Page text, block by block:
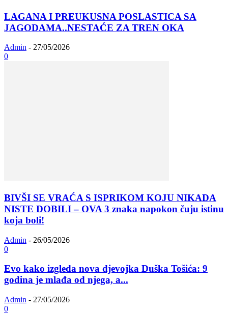
LAGANA I PREUKUSNA POSLASTICA SA
JAGODAMA..NESTAĆE ZA TREN OKA
Admin - 27/05/2026
0
BIVŠI SE VRAĆA S ISPRIKOM KOJU NIKADA
NISTE DOBILI – OVA 3 znaka napokon čuju istinu
koja boli!
Admin - 26/05/2026
0
Evo kako izgleda nova djevojka Duška Tošića: 9
godina je mlađa od njega, a...
Admin - 27/05/2026
0